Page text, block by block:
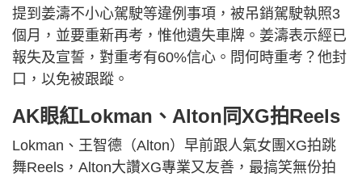
提到姜濤不小心駕駛等違例事項，被吊銷駕駛執照3
個月，並要重新再考，惟他遺失車牌。姜濤表示經已
報失及宣誓，對重考有60%信心。問何時重考？他封
口，以免被跟蹤。
AK眼紅Lokman、Alton同XG拍Reels
Lokman、王智德（Alton）早前跟人氣女團XG拍跳
舞Reels，Alton大讚XG專業又友善，最搞笑無份拍